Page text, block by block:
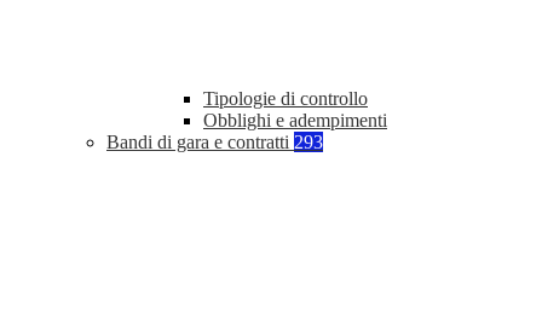
Tipologie di controllo
Obblighi e adempimenti
Bandi di gara e contratti 293